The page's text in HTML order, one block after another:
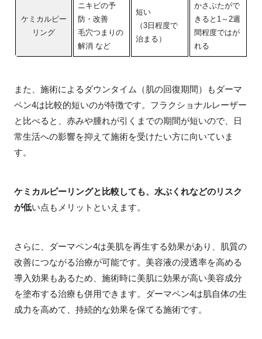
ケミカルピー
リング
ニキビの予
防・改善
毛穴つまりの
解消 など
短い
（3日程度で
治まる）
かさぶたがで
きると1～2週
間程度ではが
れる
また、施術によるダウンタイム（肌の回復期間）もダーマ
ペン4は比較的短いのが特徴です。フラクショナルレーザー
と比べると、赤みや腫れが引くまでの期間が短いので、日
常生活への影響を抑えて施術を受けたい方に向いていま
す。
ケミカルピーリングと比較しても、水ぶくれなどのリスク
が低い点もメリットといえます。
さらに、ダーマペン4は美肌を再生する効果があり、肌質の
改善につながる治療が可能です。美容液の浸透率を高める
導入効果もあるため、施術時に美肌に効果が高い美容成分
を塗布する治療も併用できます。ダーマペン4は肌自体の生
成力を高めて、持続的な効果を保てる施術です。